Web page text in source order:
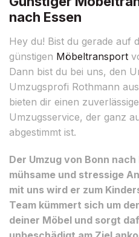
nach Essen
Hey du! Bist du gerade auf
günstigen Möbeltransport
Dann bist du bei uns, den
Umzugsprofi Rothmann
bieten dir einen
Umzugsservice, der ganz
abgestimmt ist.
Der Umzug von Bonn
mühsame und stressige
mit uns wird er zum
Team kümmert sich um
deiner Möbel und sorgt